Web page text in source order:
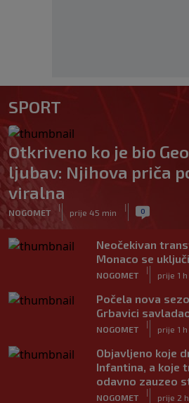
SPORT
Otkriveno ko je bio
ljubav: Njihova priča
viralna
NOGOMET
|
prije 45 min
| 0
Neočekivan
Monaco se
NOGOMET
|
prije 1 h
Počela nova
Grbavici
NOGOMET
|
prije 1 h
Objavljeno koje
Infantina, a koje
odavno zauzeo
NOGOMET
|
prije 2 h